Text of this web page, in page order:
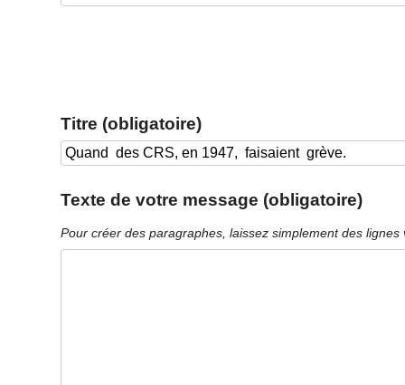
Titre (obligatoire)
Texte de votre message (obligatoire)
Pour créer des paragraphes, laissez simplement des lignes